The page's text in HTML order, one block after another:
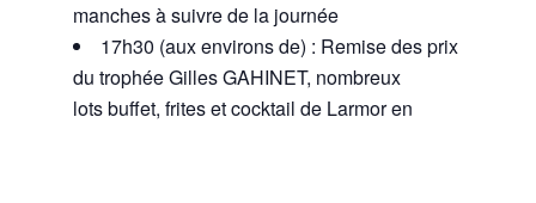
manches à suivre de la journée
17h30 (aux environs de) : Remise des prix
du trophée Gilles GAHINET, nombreux
lots buffet, frites et cocktail de Larmor en